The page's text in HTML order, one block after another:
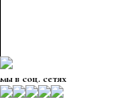
мы в соц. сетях